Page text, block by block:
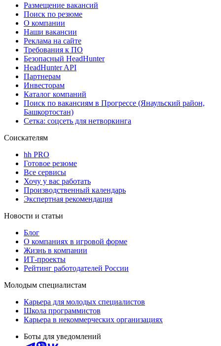
Размещение вакансий
Поиск по резюме
О компании
Наши вакансии
Реклама на сайте
Требования к ПО
Безопасный HeadHunter
HeadHunter API
Партнерам
Инвесторам
Каталог компаний
Поиск по вакансиям в Прогрессе (Янаульский район,
Башкортостан)
Сетка: соцсеть для нетворкинга
Соискателям
hh PRO
Готовое резюме
Все сервисы
Хочу у вас работать
Производственный календарь
Экспертная рекомендация
Новости и статьи
Блог
О компаниях в игровой форме
Жизнь в компании
ИТ-проекты
Рейтинг работодателей России
Молодым специалистам
Карьера для молодых специалистов
Школа программистов
Карьера в некоммерческих организациях
Боты для уведомлений